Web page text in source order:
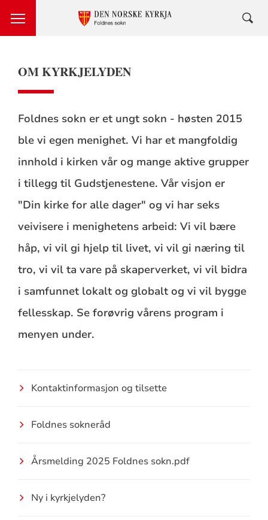
OM KYRKJELYDEN
Foldnes sokn er et ungt sokn - høsten 2015
ble vi egen menighet. Vi har et mangfoldig
innhold i kirken vår og mange aktive grupper
i tillegg til Gudstjenestene. Vår visjon er
"Din kirke for alle dager" og vi har seks
veivisere i menighetens arbeid: Vi vil bære
håp, vi vil gi hjelp til livet, vi vil gi næring til
tro, vi vil ta vare på skaperverket, vi vil bidra
i samfunnet lokalt og globalt og vi vil bygge
fellesskap. Se forøvrig vårens program i
menyen under.
Kontaktinformasjon og tilsette
Foldnes sokneråd
Årsmelding 2025 Foldnes sokn.pdf
Ny i kyrkjelyden?